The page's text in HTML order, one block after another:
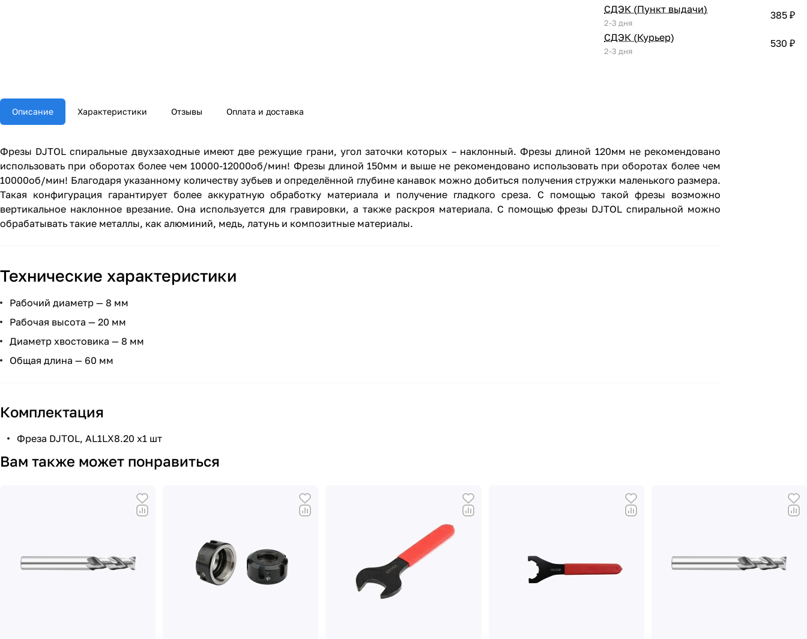
СДЭК (Пункт выдачи)
2-3 дня
385 ₽
СДЭК (Курьер)
2-3 дня
530 ₽
Описание Характеристики Отзывы Оплата и доставка
Фрезы DJTOL спиральные двухзаходные имеют две режущие грани, угол заточки которых – наклонный. Фрезы длиной 120мм не рекомендовано
использовать при оборотах более чем 10000-12000об/мин! Фрезы длиной 150мм и выше не рекомендовано использовать при оборотах более чем
10000об/мин! Благодаря указанному количеству зубьев и определённой глубине канавок можно добиться получения стружки маленького размера.
Такая конфигурация гарантирует более аккуратную обработку материала и получение гладкого среза. С помощью такой фрезы возможно
вертикальное наклонное врезание. Она используется для гравировки, а также раскроя материала. С помощью фрезы DJTOL спиральной можно
обрабатывать такие металлы, как алюминий, медь, латунь и композитные материалы.
Технические характеристики
Рабочий диаметр — 8 мм
Рабочая высота — 20 мм
Диаметр хвостовика — 8 мм
Общая длина — 60 мм
Комплектация
Фреза DJTOL, AL1LX8.20 х1 шт
Вам также может понравиться